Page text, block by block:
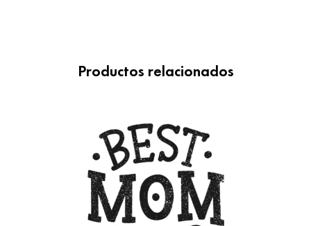
Productos relacionados